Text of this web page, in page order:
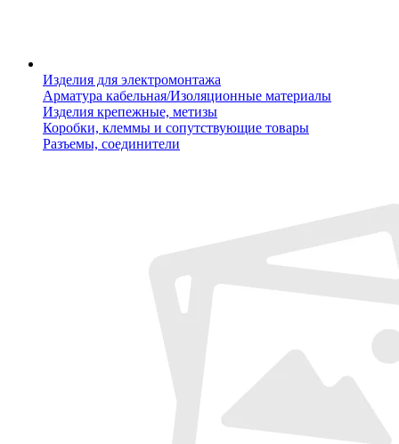
Изделия для электромонтажа
Арматура кабельная/Изоляционные материалы
Изделия крепежные, метизы
Коробки, клеммы и сопутствующие товары
Разъемы, соединители